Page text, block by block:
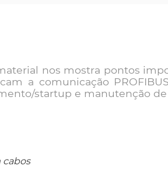
nos mostra pontos
a comunicação
startup e manutenção de